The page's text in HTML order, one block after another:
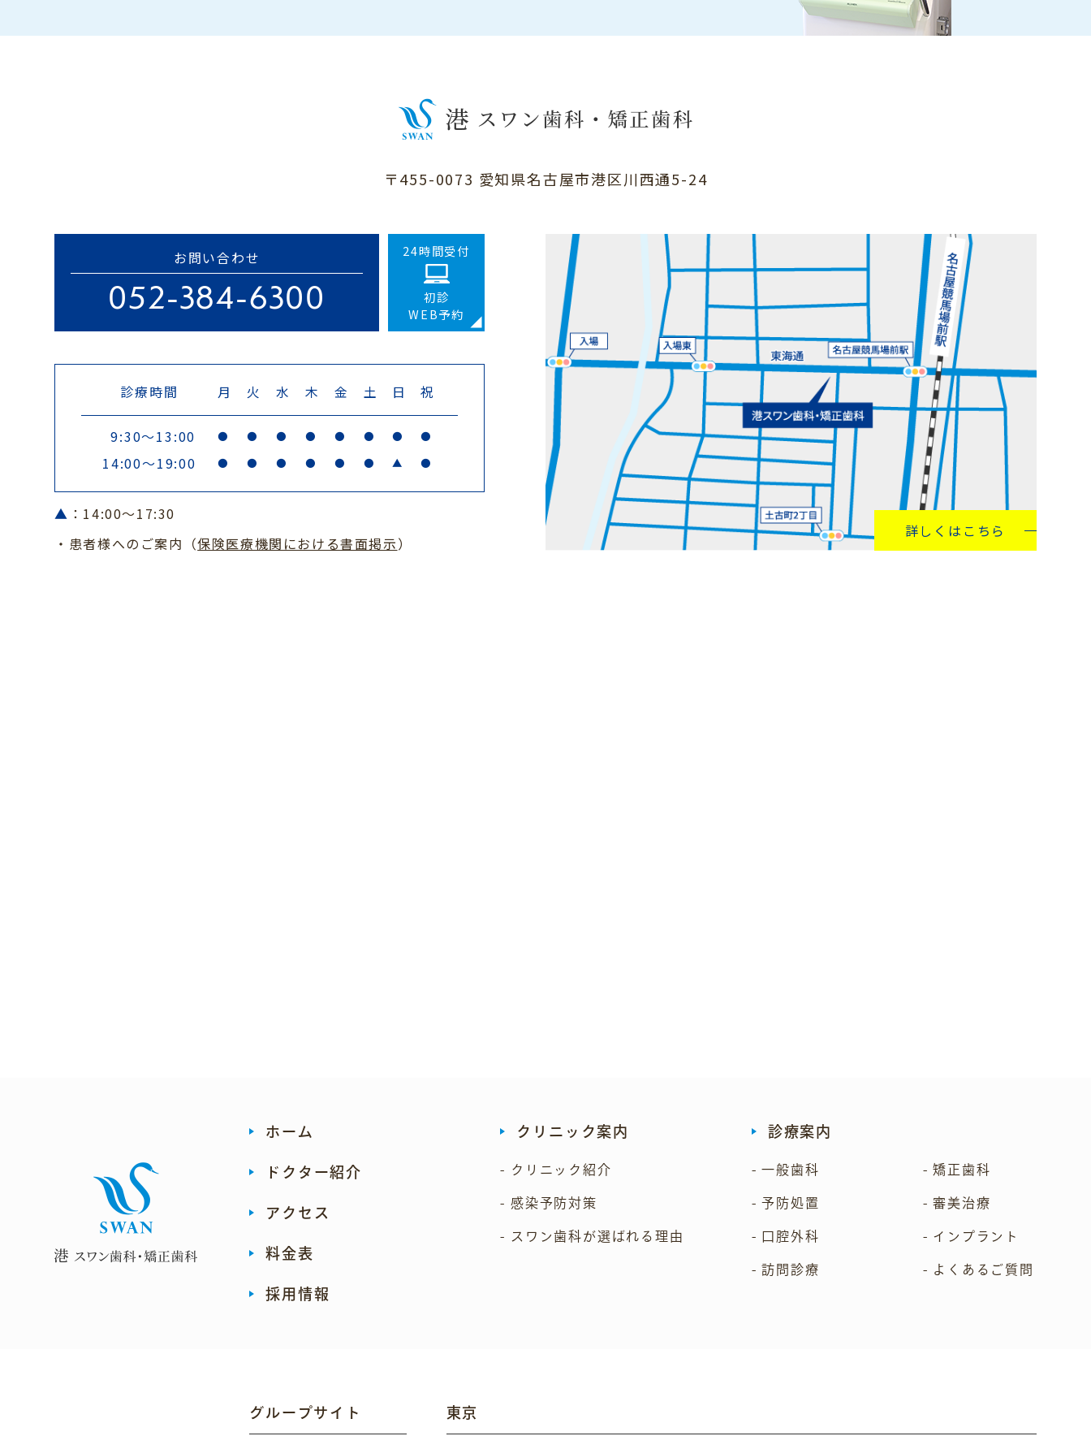
〒455-0073 愛知県名古屋市港区川西通5-24
お問い合わせ
052-384-6300
24時間受付
初診
WEB予約
診療時間 月 火 水 木 金 土 日 祝
9:30～13:00 ● ● ● ● ● ● ● ●
14:00～19:00 ● ● ● ● ● ● ▲ ●
▲ ：14:00～17:30
・患者様へのご案内（保険医療機関における書面掲示）
詳しくはこちら
ホーム
ドクター紹介
アクセス
料金表
採用情報
クリニック案内
- クリニック紹介
- 感染予防対策
- スワン歯科が選ばれる理由
診療案内
- 一般歯科
- 予防処置
- 口腔外科
- 訪問診療
- 矯正歯科
- 審美治療
- インプラント
- よくあるご質問
グループサイト 東京